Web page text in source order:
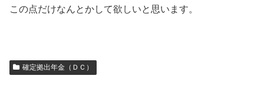
この点だけなんとかして欲しいと思います。
確定拠出年金（ＤＣ）